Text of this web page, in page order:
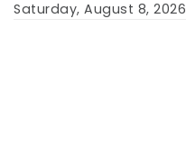
SkipSaturday, August 8, 2026